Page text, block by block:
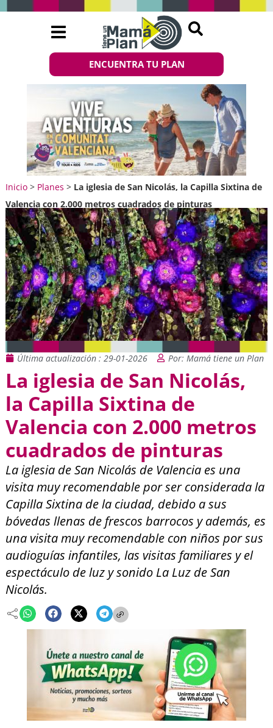
ENCUENTRA TU PLAN
Inicio> Planes > La iglesia de San Nicolás, la Capilla Sixtina de
Valencia con 2.000 metros cuadrados de pinturas
Última actualización : 29-01-2026 Por: Mamá tiene un Plan
La iglesia de San Nicolás,
la Capilla Sixtina de
Valencia con 2.000 metros
cuadrados de pinturas
La iglesia de San Nicolás de Valencia es una
visita muy recomendable por ser considerada la
Capilla Sixtina de la ciudad, debido a sus
bóvedas llenas de frescos barrocos y además, es
una visita muy recomendable con niños por sus
audioguías infantiles, las visitas familiares y el
espectáculo de luz y sonido La Luz de San
Nicolás.